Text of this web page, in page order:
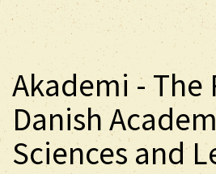
Akademi - The
Danish
Sciences and